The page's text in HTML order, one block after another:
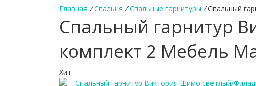
Главная / Спальня / Спальные гарнитуры / Спальный
Спальный гарнитур
комплект 2 Мебель
Хит